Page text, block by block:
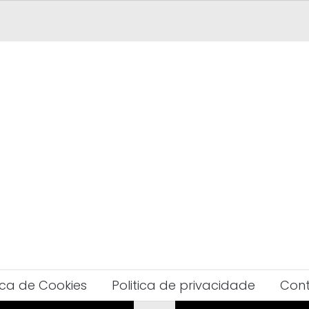
de Cookies Politica de privacidade